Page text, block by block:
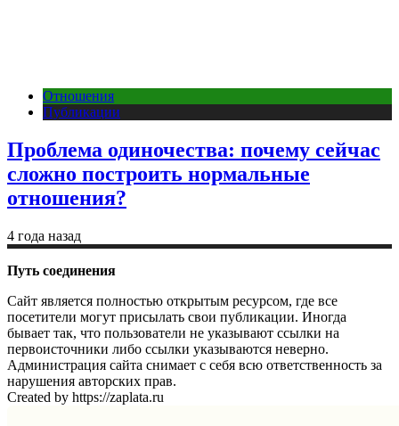
Отношения
Публикации
Проблема одиночества: почему сейчас
сложно построить нормальные
отношения?
4 года назад
Путь соединения
Сайт является полностью открытым ресурсом, где все
посетители могут присылать свои публикации. Иногда
бывает так, что пользователи не указывают ссылки на
первоисточники либо ссылки указываются неверно.
Администрация сайта снимает с себя всю ответственность за
нарушения авторских прав.
Created by https://zaplata.ru